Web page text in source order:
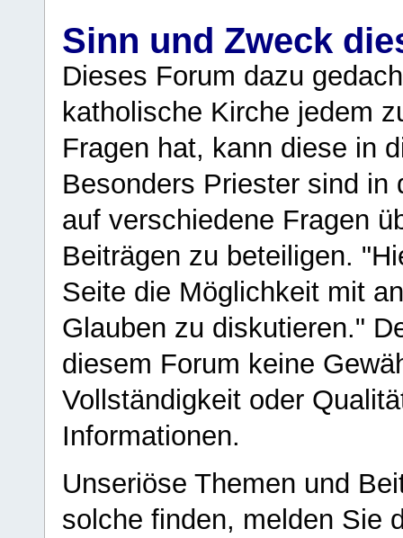
Sinn und Zweck
Dieses Forum dazu
katholische Kirche jedem
Fragen hat, kann diese in
Besonders Priester sind in
auf verschiedene Fragen
Beiträgen zu beteiligen.
Seite die Möglichkeit mit
Glauben zu diskutieren."
diesem Forum keine
Vollständigkeit oder
Informationen.
Unseriöse Themen und
solche finden, melden Sie